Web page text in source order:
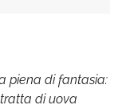
piena di fantasia:
tratta di uova